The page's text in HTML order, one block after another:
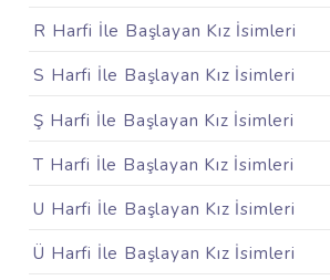
R Harfi İle Başlayan Kız İsimleri
S Harfi İle Başlayan Kız İsimleri
Ş Harfi İle Başlayan Kız İsimleri
T Harfi İle Başlayan Kız İsimleri
U Harfi İle Başlayan Kız İsimleri
Ü Harfi İle Başlayan Kız İsimleri